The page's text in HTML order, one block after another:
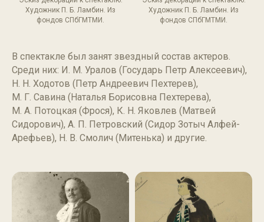
Художник П. Б. Ламбин. Из
фондов СПбГМТМИ.
Художник П. Б. Ламбин. Из
фондов СПбГМТМИ.
В спектакле был занят звездный состав актеров.
Среди них: И. М. Уралов (Государь Петр Алексеевич),
Н. Н. Ходотов (Петр Андреевич Пехтерев),
М. Г. Савина (Наталья Борисовна Пехтерева),
М. А. Потоцкая (Фрося), К. Н. Яковлев (Матвей
Сидорович), А. П. Петровский (Сидор Зотыч Алфей-
Арефьев), Н. В. Смолич (Митенька) и другие.